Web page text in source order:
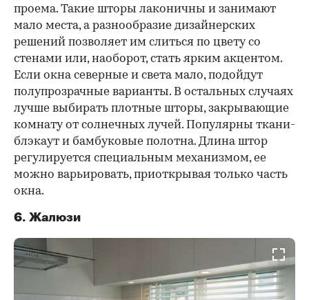
проема. Такие шторы лаконичны и занимают
мало места, а разнообразие дизайнерских
решений позволяет им слиться по цвету со
стенами или, наоборот, стать ярким акцентом.
Если окна северные и света мало, подойдут
полупрозрачные варианты. В остальных случаях
лучше выбирать плотные шторы, закрывающие
комнату от солнечных лучей. Популярны ткани-
блэкаут и бамбуковые полотна. Длина штор
регулируется специальным механизмом, ее
можно варьировать, приоткрывая только часть
окна.
6. Жалюзи